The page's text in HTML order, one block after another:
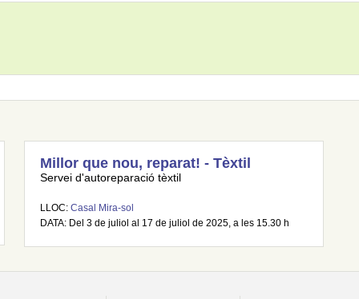
Millor que nou, reparat! - Tèxtil
Servei d'autoreparació tèxtil
LLOC: Casal Mira-sol
DATA: Del 3 de juliol al 17 de juliol de 2025, a les 15.30 h